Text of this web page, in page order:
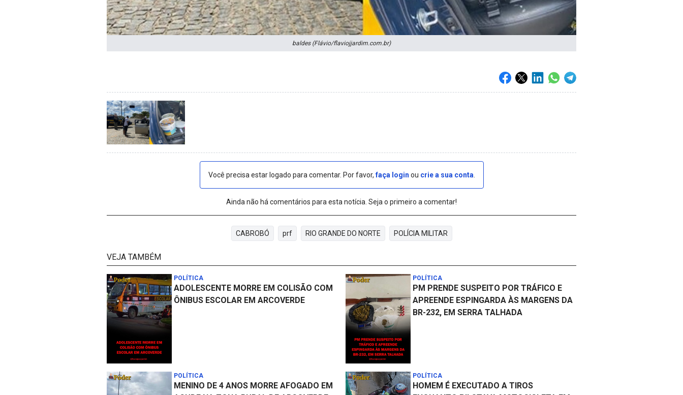
baldes (Flávio/flaviojjardim.com.br)
Você precisa estar logado para comentar. Por favor,faça login ou crie a sua conta.
Ainda não há comentários para esta notícia. Seja o primeiro a comentar!
CABROBÓ prf RIO GRANDE DO NORTE POLÍCIA MILITAR
VEJA TAMBÉM
POLÍTICA
ADOLESCENTE MORRE EM COLISÃO COM
ÔNIBUS ESCOLAR EM ARCOVERDE
POLÍTICA
PM PRENDE SUSPEITO POR TRÁFICO E
APREENDE ESPINGARDA ÀS MARGENS DA
BR-232, EM SERRA TALHADA
POLÍTICA
MENINO DE 4 ANOS MORRE AFOGADO EM
POLÍTICA
HOMEM É EXECUTADO A TIROS